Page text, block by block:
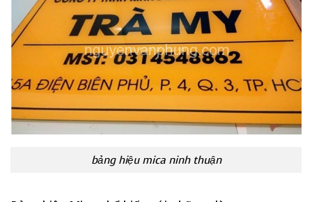
bảng hiệu mica ninh thuận